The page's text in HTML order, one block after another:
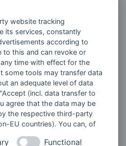
per E-Mail-
Newsletter
über aktuelle
Angebote
und andere
Neuigkeiten
zu
Werbezweck
en
informiert.
Einwilligung
für die
website tracking
its services, constantly
according to
to this and can revoke or
time with effect for the
some tools may transfer data
an adequate level of data
(incl. data transfer to
agree that the data may be
the respective third-party
EU countries). You can, of
Functional